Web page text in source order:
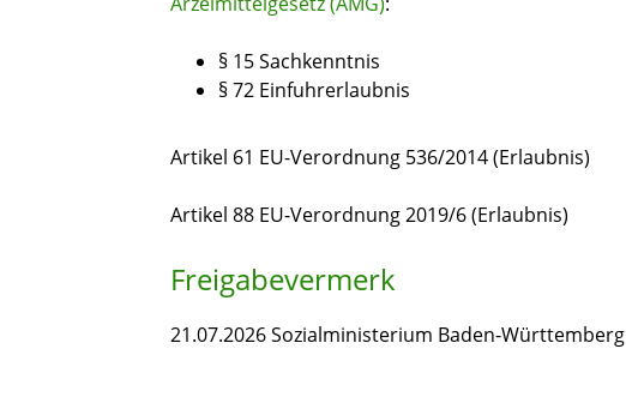
§ 15 Sachkenntnis
§ 72 Einfuhrerlaubnis
Artikel 61 EU-Verordnung 536/2014 (Erlaubnis)
Artikel 88 EU-Verordnung 2019/6 (Erlaubnis)
Freigabevermerk
21.07.2026 Sozialministerium Baden-Württemberg